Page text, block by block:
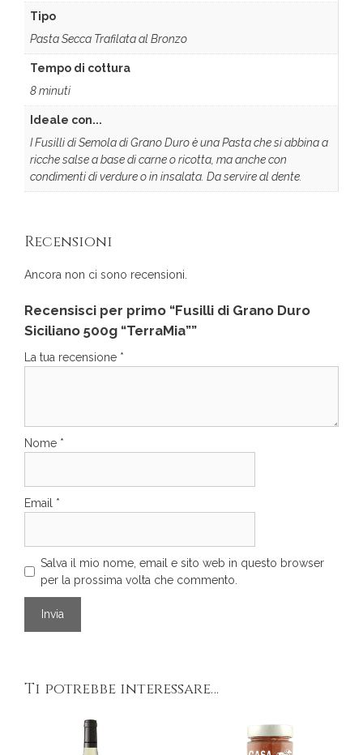
Tipo
Pasta Secca Trafilata al Bronzo
Tempo di cottura
8 minuti
Ideale con...
I Fusilli di Semola di Grano Duro è una Pasta che si abbina a
ricche salse a base di carne o ricotta, ma anche con
condimenti di verdure o in insalata. Da servire al dente.
Recensioni
Ancora non ci sono recensioni.
Recensisci per primo “Fusilli di Grano Duro
Siciliano 500g “TerraMia””
La tua recensione *
Nome *
Email *
Salva il mio nome, email e sito web in questo browser
per la prossima volta che commento.
Ti potrebbe interessare…